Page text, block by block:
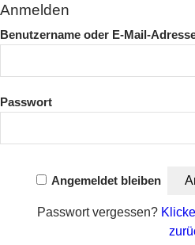
Anmelden
Benutzername oder E-Mail-
Passwort
Angemeldet bleiben
Passwort vergessen?